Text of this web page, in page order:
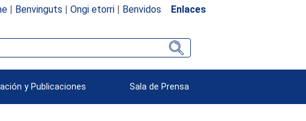
| Benvinguts | Ongi etorri| Benvidos Enlaces
y Publicaciones Sala de Prensa